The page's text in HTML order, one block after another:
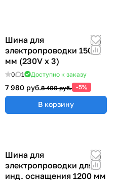
Шина для
электропроводки 1500
мм (230V x 3)
0 1 Доступно к заказу
7 980 руб.8 400 руб. -5%
В корзину
Шина для
электропроводки для
инд. оснащения 1200 мм